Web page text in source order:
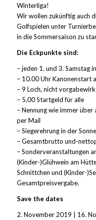
Winterliga!
Wir wollen zukünftig auch
Golfspielen unter
in die Sommersaison zu
Die Eckpunkte sind:
– jeden 1. und 3. Samstag
– 10.00 Uhr Kanonenstart
– 9 Loch, nicht
– 5,00 Startgeld für alle
– Nennung wie immer
per Mail
– Siegerehrung in der
– Gesamtbrutto und-
– Sonderveranstaltungen
(Kinder-)Glühwein am
Schnittchen und (Kinder-
Gesamtpreisvergabe.
Save the dates
2. November 2019 | 16.